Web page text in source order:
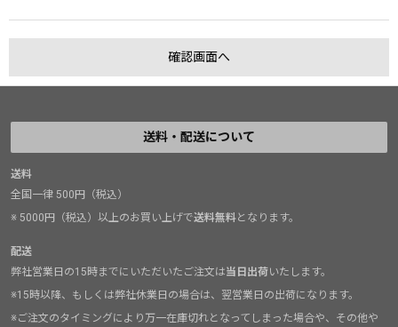
送料・配送について
送料
全国一律 500円（税込）
※ 5000円（税込）以上のお買い上げで送料無料となります。
配送
弊社営業日の15時までにいただいたご注文は当日出荷いたします。
※15時以降、もしくは弊社休業日の場合は、翌営業日の出荷になります。
※ご注文のタイミングにより万一在庫切れとなってしまった場合や、その他や